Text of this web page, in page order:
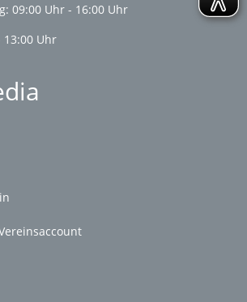
09:00 Uhr - 16:00 Uhr
13:00 Uhr